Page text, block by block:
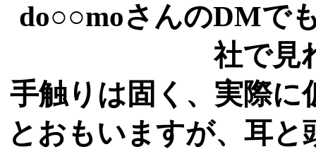
do○○moさんのDMで
社で見
手触りは固く、実際に
とおもいますが、耳